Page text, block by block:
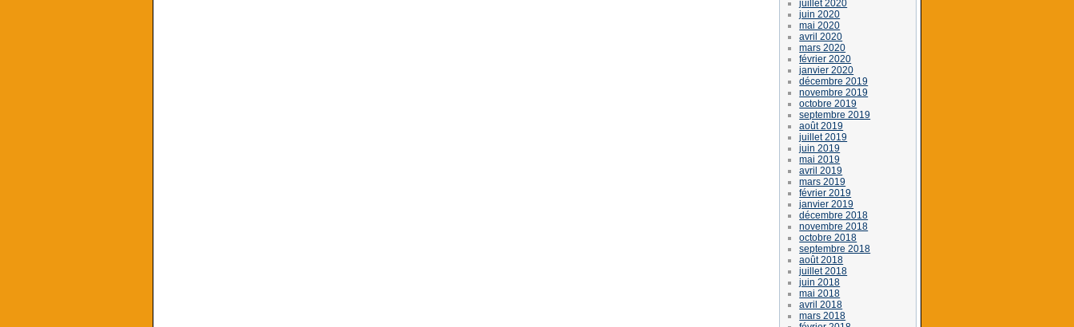
juillet 2020
juin 2020
mai 2020
avril 2020
mars 2020
février 2020
janvier 2020
décembre 2019
novembre 2019
octobre 2019
septembre 2019
août 2019
juillet 2019
juin 2019
mai 2019
avril 2019
mars 2019
février 2019
janvier 2019
décembre 2018
novembre 2018
octobre 2018
septembre 2018
août 2018
juillet 2018
juin 2018
mai 2018
avril 2018
mars 2018